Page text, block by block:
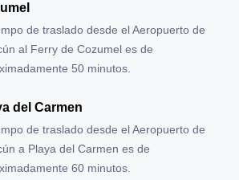
de traslado desde el Aeropuerto de
al Ferry de Cozumel es de
50 minutos.
del Carmen
de traslado desde el Aeropuerto de
a Playa del Carmen es de
60 minutos.